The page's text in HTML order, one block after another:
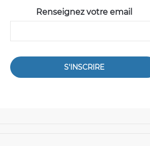
Renseignez votre email
S'INSCRIRE